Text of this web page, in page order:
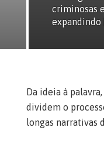
criminosas
expandindo
Da ideia à
dividem o pro
longas narrativas